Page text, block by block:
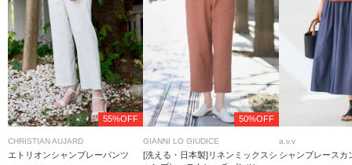
55%OFF
CHRISTIAN AUJARD
エトリオンシャンブレーパンツ
50%OFF
GIANNI LO GIUDICE
[洗える・日本製]リネンミックスシ
a.v.v
シャンブレースカ